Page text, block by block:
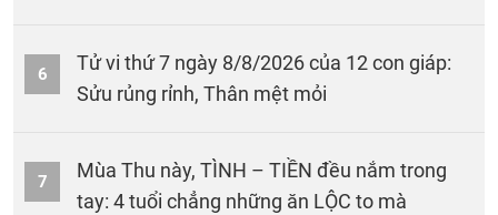
6
Tử vi thứ 7 ngày 8/8/2026 của 12 con giáp:
Sửu rủng rỉnh, Thân mệt mỏi
7
Mùa Thu này, TÌNH – TIỀN đều nắm trong
tay: 4 tuổi chẳng những ăn LỘC to mà